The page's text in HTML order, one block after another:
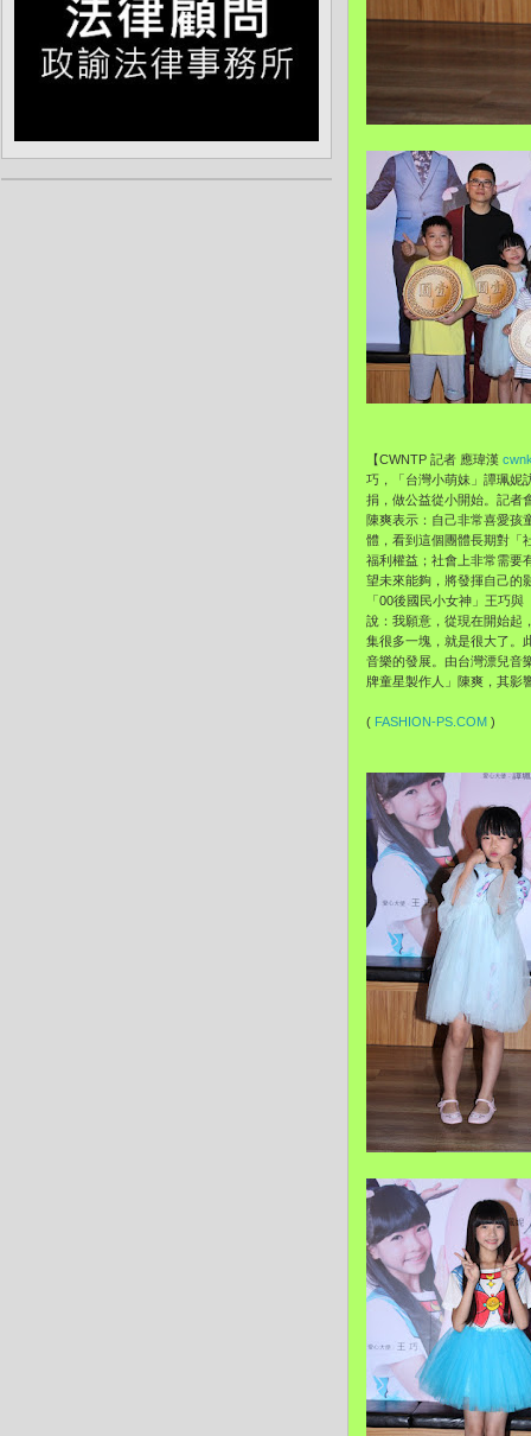
【CWNTP 記者 應瑋漢
巧，「台灣小萌妹」譚珮妮
捐，做公益從小開始。記者
陳爽表示：自己非常喜愛孩
體，看到這個團體長期對「
福利權益；社會上非常需要
望未來能夠，將發揮自己的
「00後國民小女神」王巧
說：我願意，從現在開始起
集很多一塊，就是很大了。
音樂的發展。由台灣漂兒音
牌童星製作人」陳爽，其影
( FASHION-PS.COM )